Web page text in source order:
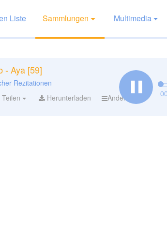
Liste Sammlungen Multimedia
- Aya [59]
Rezitationen
Teilen Herunterladen Andere